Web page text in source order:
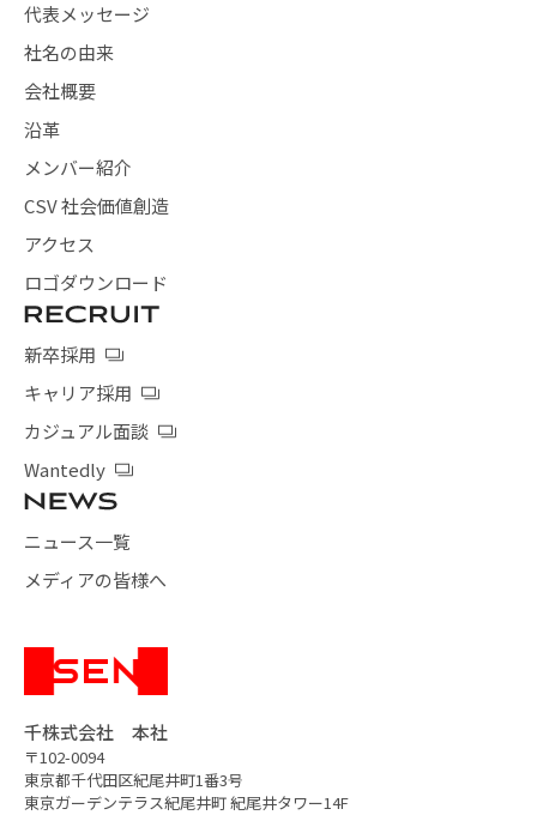
千株式会社 本社
〒102-0094
東京都千代田区紀尾井町1番3号
東京ガーデンテラス紀尾井町紀尾井タワー14F
代表メッセージ
社名の由来
会社概要
沿革
メンバー紹介
CSV 社会価値創造
アクセス
ロゴダウンロード
新卒採用
キャリア採用
カジュアル面談
Wantedly
ニュース一覧
メディアの皆様へ